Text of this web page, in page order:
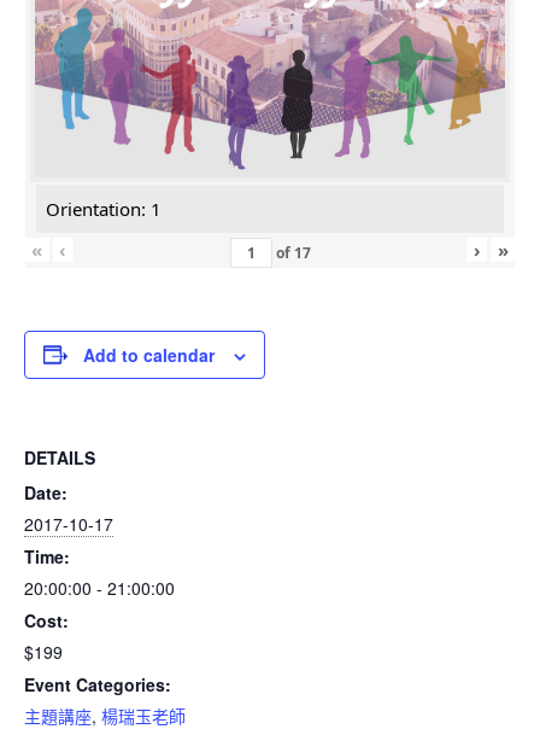
Orientation: 1
«
‹ of 17 › »
Add to calendar
DETAILS
Date:
2017-10-17
Time:
20:00:00 - 21:00:00
Cost:
$199
Event Categories:
主題講座, 楊瑞玉老師